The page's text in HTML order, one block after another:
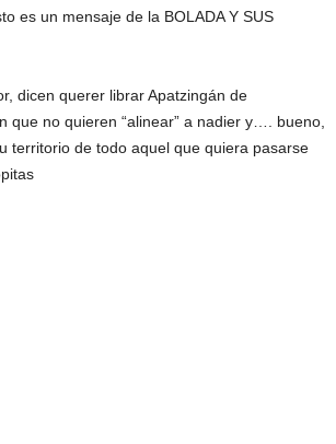
es un mensaje de la BOLADA Y SUS
dicen querer librar Apatzingán de
que no quieren “alinear” a nadier y…. bueno,
territorio de todo aquel que quiera pasarse